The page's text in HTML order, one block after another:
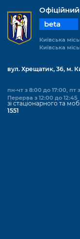
beta
Київська
Київська
вул. Хрещатик, 36, м.
пн-чт з 8:00 до 17:00, пт
Перерва з 12:00 до 12:45
зі стаціонарного та
1551